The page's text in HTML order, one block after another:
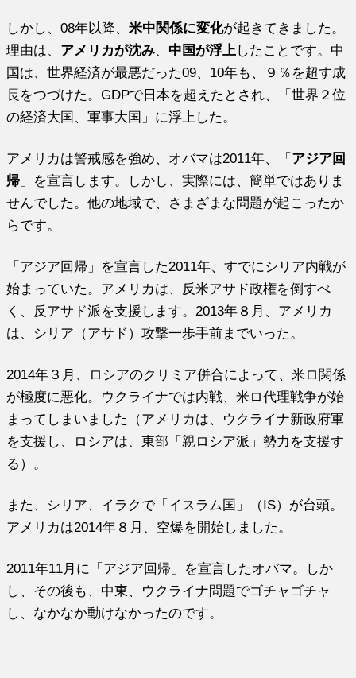
しかし、08年以降、米中関係に変化が起きてきました。
理由は、 アメリカが沈み、 中国が浮上 したことです。中
国は、世界経済が最悪だった09、10年も、９％を超す成
長をつづけた。GDPで日本を超えたとされ、「世界２位
の経済大国、軍事大国」に浮上した。
アメリカは警戒感を強め、オバマは2011年、「 アジア回
帰 」を宣言します。しかし、実際には、簡単ではありま
せんでした。他の地域で、さまざまな問題が起こったか
らです。
「アジア回帰」を宣言した2011年、すでにシリア内戦が
始まっていた。アメリカは、反米アサド政権を倒すべ
く、反アサド派を支援します。2013年８月、アメリカ
は、シリア（アサド）攻撃一歩手前までいった。
2014年３月、ロシアのクリミア併合によって、米ロ関係
が極度に悪化。ウクライナでは内戦、米ロ代理戦争が始
まってしまいました（アメリカは、ウクライナ新政府軍
を支援し、ロシアは、東部「親ロシア派」勢力を支援す
る）。
また、シリア、イラクで「イスラム国」（IS）が台頭。
アメリカは2014年８月、空爆を開始しました。
2011年11月に「アジア回帰」を宣言したオバマ。しか
し、その後も、中東、ウクライナ問題でゴチャゴチャ
し、なかなか動けなかったのです。